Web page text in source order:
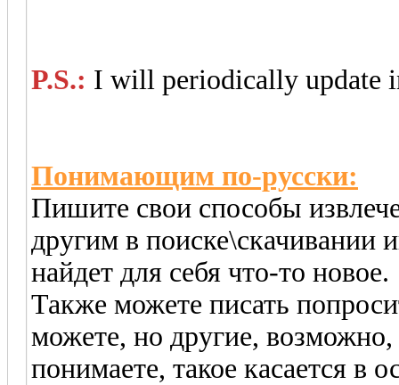
P.S.: I will periodically update
Понимающим по-русски:
Пишите свои способы
другим в
найдет для себя что-то новое.
Также можете писать
можете, но другие,
понимаете, такое касается в